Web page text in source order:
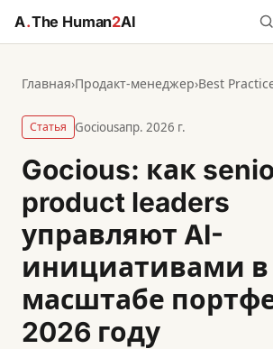
A.The Human2AI
Главная›Продакт-менеджер›Best
Статья Gociousапр. 2026 г.
Gocious: как
product leaders
управляют AI-
инициативами в
масштабе
2026 году